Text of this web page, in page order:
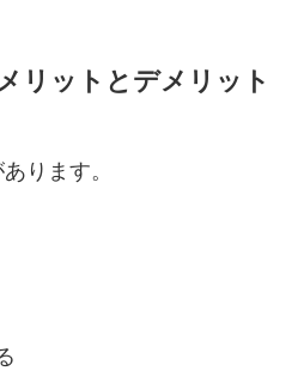
リットとデメリット
ります。